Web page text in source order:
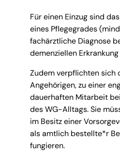
Für einen Einzug sind
eines Pflegegrades
fachärztliche Diagnose
demenziellen
Zudem verpflichten sich
Angehörigen, zu einer
dauerhaften Mitarbeit
des WG-Alltags. Sie
im Besitz einer
als amtlich bestellte*r
fungieren.